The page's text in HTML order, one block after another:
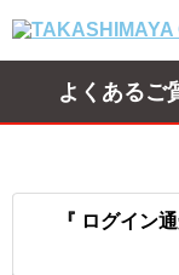
よくあるご
『 ログイン